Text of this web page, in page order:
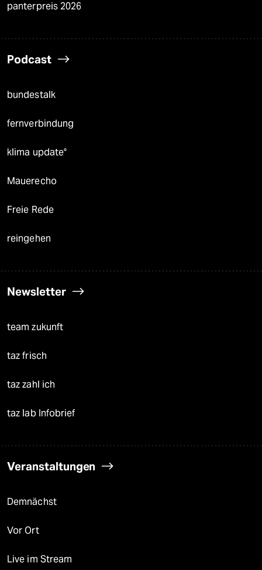
panterpreis 2026
Podcast
bundestalk
fernverbindung
klima update°
Mauerecho
Freie Rede
reingehen
Newsletter
team zukunft
taz frisch
taz zahl ich
taz lab Infobrief
Veranstaltungen
Demnächst
Vor Ort
Live im Stream